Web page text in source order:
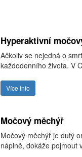
Hyperaktivní
Ačkoliv se nejedná o
každodenního života. V
Více info
Močový měchýř
Močový měchýř je dutý
náplně, dokáže pojmout